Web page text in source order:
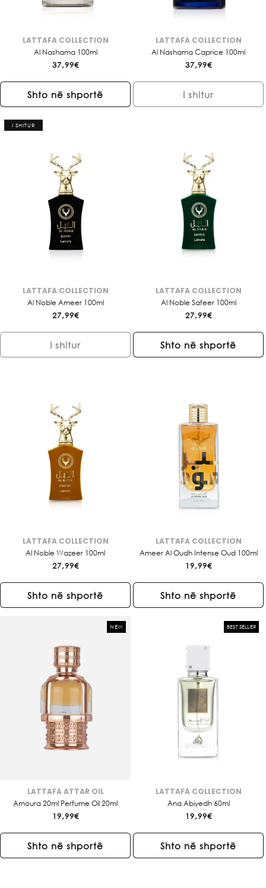
Brendi:
LATTAFA COLLECTION
Al Nashama 100ml
Çmimi
37,99€
Shto në shportë
Brendi:
LATTAFA COLLECTION
Al Nashama Caprice 100ml
Çmimi
37,99€
I shitur
I SHITUR
Brendi:
LATTAFA COLLECTION
Al Noble Ameer 100ml
Çmimi
27,99€
I shitur
Brendi:
LATTAFA COLLECTION
Al Noble Safeer 100ml
Çmimi
27,99€
Shto në shportë
Brendi:
LATTAFA COLLECTION
Al Noble Wazeer 100ml
Çmimi
27,99€
Shto në shportë
Brendi:
LATTAFA COLLECTION
Ameer Al Oudh Intense Oud 100ml
Çmimi
19,99€
Shto në shportë
NEW
Brendi:
LATTAFA ATTAR OIL
Amoura 20ml Perfume Oil 20ml
Çmimi
19,99€
Shto në shportë
BEST SELLER
Brendi:
LATTAFA COLLECTION
Ana Abiyedh 60ml
Çmimi
19,99€
Shto në shportë